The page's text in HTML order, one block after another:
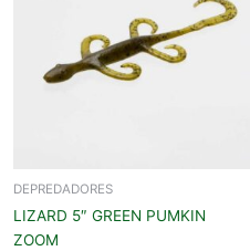
DEPREDADORES
LIZARD 5″ GREEN PUMKIN
ZOOM